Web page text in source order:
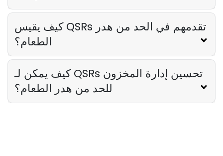
كيف يقيس QSRs تقدمهم في الحد من هدر
الطعام؟
كيف يمكن لـ QSRs تحسين إدارة المخزون
للحد من هدر الطعام؟